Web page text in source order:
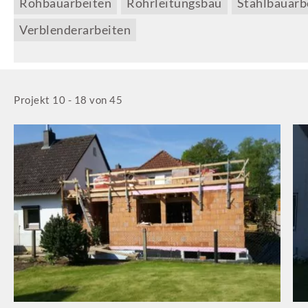
Verblenderarbeiten
Projekt 10 - 18 von 45